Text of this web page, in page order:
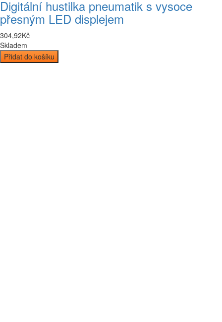
Digitální hustilka pneumatik s vysoce
přesným LED displejem
304,92Kč
Skladem
Přidat do košíku